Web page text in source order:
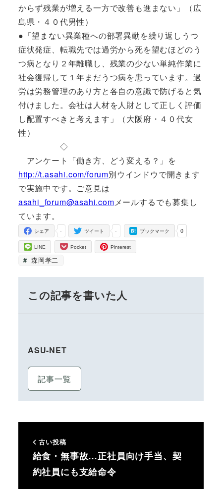
からず残業が増える一方で改善も進まない」（広
島県・４０代男性）
●「望まない異業種への部署異動を繰り返しうつ
症状発症、転職先では過労から死を望むほどのう
つ病となり２年離職し、残業の少ない単純作業に
社会復帰して１年まだうつ病を患っています。過
労は労務管理のあり方と各自の意識で防げると気
付けました。会社は人材を人財として正しく評価
し配置すべきと考えます」（大阪府・４０代女
性）
◇
アンケート「働き方、どう変える？」を
http://t.asahi.com/forum別ウインドウで開きます
で実施中です。ご意見は
asahi_forum@asahi.comメールするでも募集し
ています。
-
シェア -
ツイート 0
ブックマーク
LINE Pocket Pinterest
森岡孝二
この記事を書いた人
ASU-NET
記事一覧
古い投稿
給食・無事故…正社員向け手当、契
約社員にも支給命令